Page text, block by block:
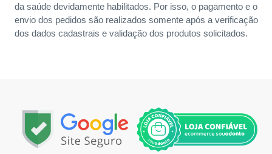
da saúde devidamente habilitados. Por isso, o pagamento e o
envio dos pedidos são realizados somente após a verificação
dos dados cadastrais e validação dos produtos solicitados.